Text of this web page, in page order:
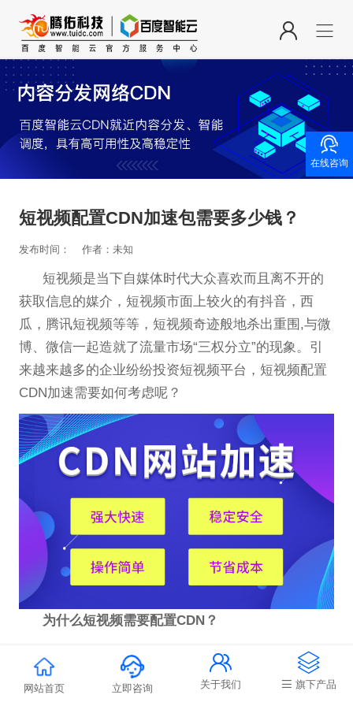
短视频配置CDN加速包需要多少钱？
发布时间： 作者：未知
短视频是当下自媒体时代大众喜欢而且离不开的
获取信息的媒介，短视频市面上较火的有抖音，西
瓜，腾讯短视频等等，短视频奇迹般地杀出重围,与微
博、微信一起造就了流量市场“三权分立”的现象。引
来越来越多的企业纷纷投资短视频平台，短视频配置
CDN加速需要如何考虑呢？
为什么短视频需要配置CDN？
视频服务器还需要处理音频和视频存储管理，音
频和视频转码以及加速的音频和视频广播。不管是视

在线咨询
网站首页 立即咨询

关于我们

旗下产品